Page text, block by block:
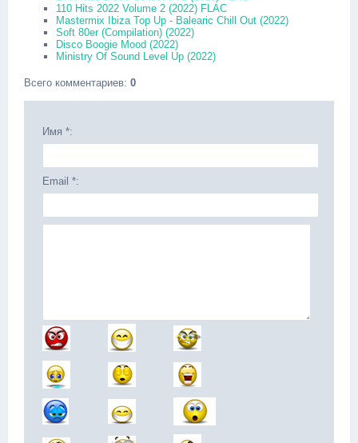
110 Hits 2022 Volume 2 (2022) FLAC
Mastermix Ibiza Top Up - Balearic Chill Out (2022)
Soft 80er (Compilation) (2022)
Disco Boogie Mood (2022)
Ministry Of Sound Level Up (2022)
Всего комментариев: 0
Имя *:
Email *: